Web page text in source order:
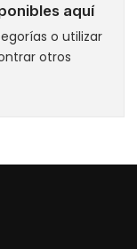
aquí
o utilizar
otros